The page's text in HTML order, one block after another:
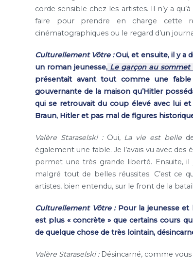
corde sensible chez les artistes. Il n’y a
faire pour prendre en charge cette
cinématographiques ou le regard d’un
Culturellement Vôtre :Oui, et ensuite, il y a
un roman jeunesse, Le garçon au
présentait avant tout comme une
gouvernante de la maison qu’Hitler
qui se retrouvait du coup élevé avec lui
Braun, Hitler et pas mal de figures
Valère Staraselski :Oui, La vie est bellede
également une fable. Je l’avais vu avec
permet une très grande liberté. Ensuite,
malgré tout de belles réussites. C’est ce
artistes, bien entendu, sur le front de la
Culturellement Vôtre :Pour la jeunesse et
est plus « concrète » que certains cours
de quelque chose de très lointain,
Valère Staraselski :Désincarné, comme vous